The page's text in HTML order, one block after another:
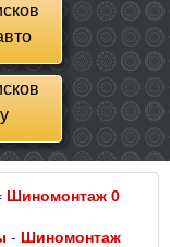
Шиномонтаж 0
- Шиномонтаж